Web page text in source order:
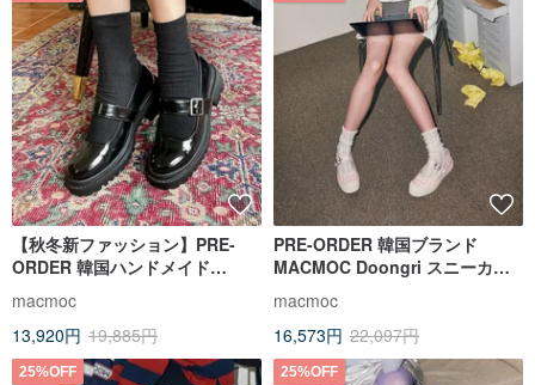
【秋冬新ファッション】PRE-
ORDER 韓国ハンドメイド
Black
macmoc
13,920円 19,885円
PRE-ORDER 韓国ブランド
MACMOC Doongri スニーカー
macmoc
16,573円 22,097円
25%OFF 25%OFF